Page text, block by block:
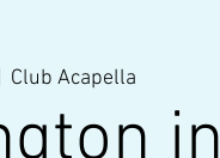
Club Acapella